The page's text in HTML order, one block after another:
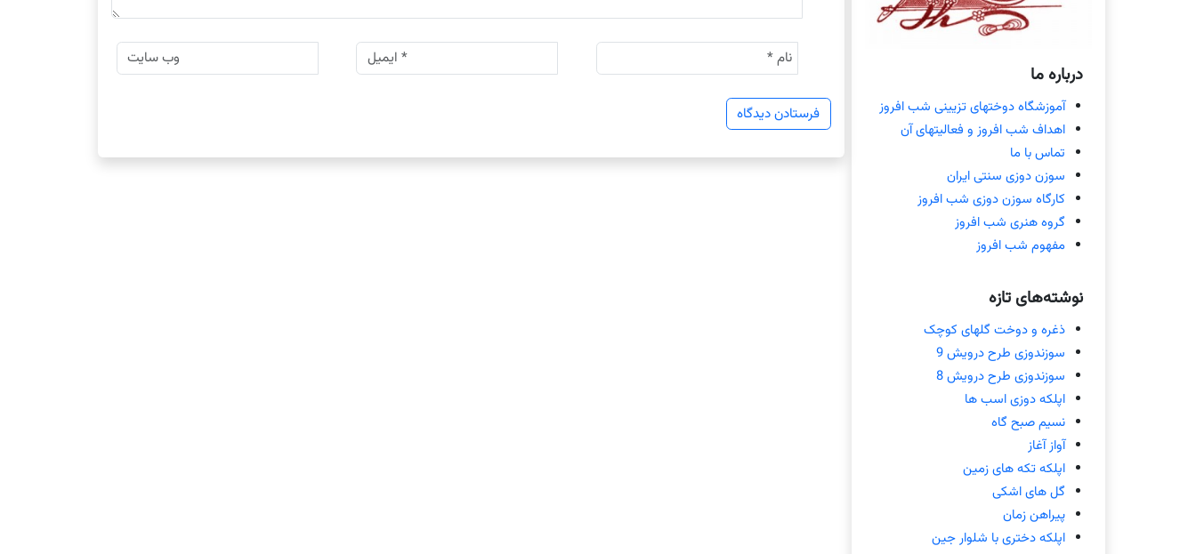
درباره ما
آموزشگاه دوختهای تزیینی شب افروز
اهداف شب افروز و فعالیتهای آن
تماس با ما
سوزن دوزی سنتی ایران
کارگاه سوزن دوزی شب افروز
گروه هنری شب افروز
مفهوم شب افروز
نوشته‌های تازه
ذغره و دوخت گلهای کوچک
سوزندوزی طرح درویش 9
سوزندوزی طرح درویش 8
اپلکه دوزی اسب ها
نسیم صبح گاه
آواز آغاز
اپلکه تکه های زمین
گل های اشکی
پیراهن زمان
اپلکه دختری با شلوار جین